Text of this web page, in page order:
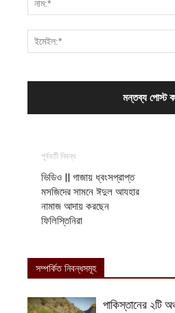
পূর্ববর্তী নিবন্ধ
ভিডিও || গাজায় ধ্বংসপ্রাপ্ত
মসজিদের সামনে ঈদুল আযহার
নামাজ আদায় করছেন
ফিলিস্তিনিরা
সম্পর্কিত নিবন্ধসমূহ
পাকিস্তানের ২টি